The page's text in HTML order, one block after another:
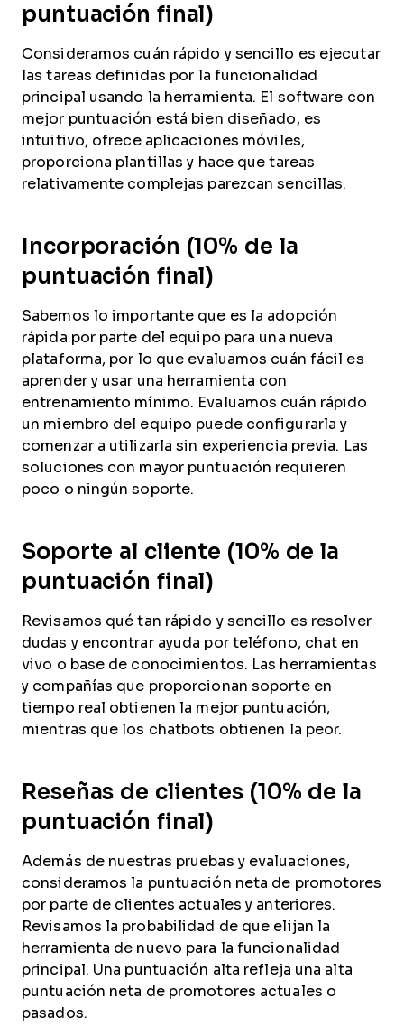
puntuación final)
Consideramos cuán rápido y sencillo es ejecutar
las tareas definidas por la funcionalidad
principal usando la herramienta. El software con
mejor puntuación está bien diseñado, es
intuitivo, ofrece aplicaciones móviles,
proporciona plantillas y hace que tareas
relativamente complejas parezcan sencillas.
Incorporación (10% de la
puntuación final)
Sabemos lo importante que es la adopción
rápida por parte del equipo para una nueva
plataforma, por lo que evaluamos cuán fácil es
aprender y usar una herramienta con
entrenamiento mínimo. Evaluamos cuán rápido
un miembro del equipo puede configurarla y
comenzar a utilizarla sin experiencia previa. Las
soluciones con mayor puntuación requieren
poco o ningún soporte.
Soporte al cliente (10% de la
puntuación final)
Revisamos qué tan rápido y sencillo es resolver
dudas y encontrar ayuda por teléfono, chat en
vivo o base de conocimientos. Las herramientas
y compañías que proporcionan soporte en
tiempo real obtienen la mejor puntuación,
mientras que los chatbots obtienen la peor.
Reseñas de clientes (10% de la
puntuación final)
Además de nuestras pruebas y evaluaciones,
consideramos la puntuación neta de promotores
por parte de clientes actuales y anteriores.
Revisamos la probabilidad de que elijan la
herramienta de nuevo para la funcionalidad
principal. Una puntuación alta refleja una alta
puntuación neta de promotores actuales o
pasados.